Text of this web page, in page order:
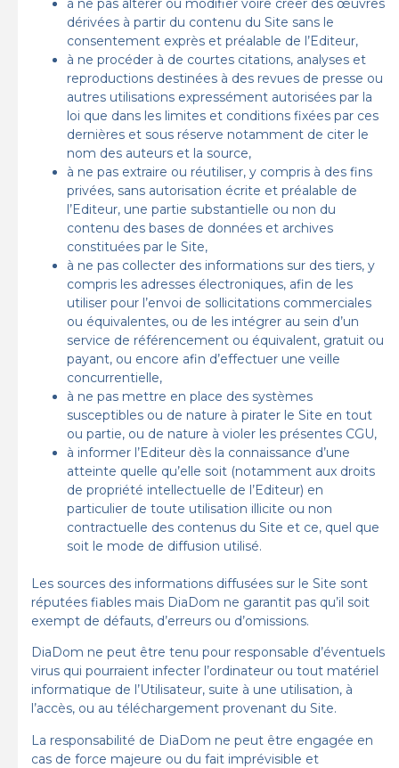
à ne pas altérer ou modifier voire créer des œuvres
dérivées à partir du contenu du Site sans le
consentement exprès et préalable de l’Editeur,
à ne procéder à de courtes citations, analyses et
reproductions destinées à des revues de presse ou
autres utilisations expressément autorisées par la
loi que dans les limites et conditions fixées par ces
dernières et sous réserve notamment de citer le
nom des auteurs et la source,
à ne pas extraire ou réutiliser, y compris à des fins
privées, sans autorisation écrite et préalable de
l’Editeur, une partie substantielle ou non du
contenu des bases de données et archives
constituées par le Site,
à ne pas collecter des informations sur des tiers, y
compris les adresses électroniques, afin de les
utiliser pour l’envoi de sollicitations commerciales
ou équivalentes, ou de les intégrer au sein d’un
service de référencement ou équivalent, gratuit ou
payant, ou encore afin d’effectuer une veille
concurrentielle,
à ne pas mettre en place des systèmes
susceptibles ou de nature à pirater le Site en tout
ou partie, ou de nature à violer les présentes CGU,
à informer l’Editeur dès la connaissance d’une
atteinte quelle qu’elle soit (notamment aux droits
de propriété intellectuelle de l’Editeur) en
particulier de toute utilisation illicite ou non
contractuelle des contenus du Site et ce, quel que
soit le mode de diffusion utilisé.
Les sources des informations diffusées sur le Site sont
réputées fiables mais DiaDom ne garantit pas qu’il soit
exempt de défauts, d’erreurs ou d’omissions.
DiaDom ne peut être tenu pour responsable d’éventuels
virus qui pourraient infecter l’ordinateur ou tout matériel
informatique de l’Utilisateur, suite à une utilisation, à
l’accès, ou au téléchargement provenant du Site.
La responsabilité de DiaDom ne peut être engagée en
cas de force majeure ou du fait imprévisible et